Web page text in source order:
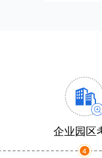
企业园区